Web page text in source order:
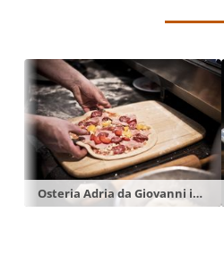
Osteria Adria da Giovanni in Burgebrach